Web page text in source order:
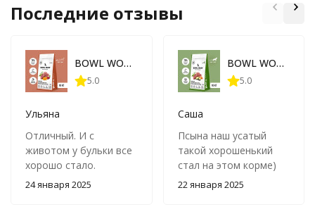
Последние отзывы
BOWL WOW сухой корм для взрослых собак мелких пород с ягненком, индейкой, рисом и тыквой - 10 кг
5.0
Ульяна
Отличный. И с
животом у бульки все
хорошо стало.
24 января 2025
BOWL WOW сухой корм для взрослых собак крупных пород с ягненком, индейкой, рисом и цукини - 10 кг
5.0
Саша
Псына наш усатый
такой хорошенький
стал на этом корме)
22 января 2025